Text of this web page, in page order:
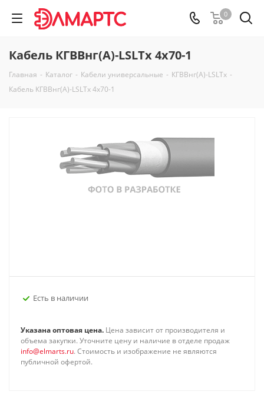
0
Кабель КГВВнг(А)-LSLTx 4х70-1
Главная - Каталог - Кабели универсальные - КГВВнг(А)-LSLTx -
Кабель КГВВнг(А)-LSLTx 4х70-1
Есть в наличии
Указана оптовая цена. Цена зависит от производителя и
объема закупки. Уточните цену и наличие в отделе продаж
info@elmarts.ru. Стоимость и изображение не являются
публичной офертой.